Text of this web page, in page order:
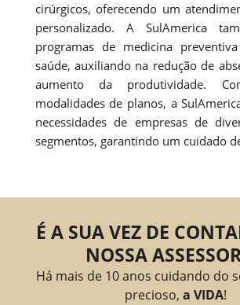
cirúrgicos, oferecendo um
personalizado. A SulAmerica
programas de medicina
saúde, auxiliando na redução de
aumento da produtividade.
modalidades de planos, a
necessidades de empresas de
segmentos, garantindo um cuidado
É A SUA VEZ DE
NOSSA
Há mais de 10 anos cuidando do
precioso, a VIDA!